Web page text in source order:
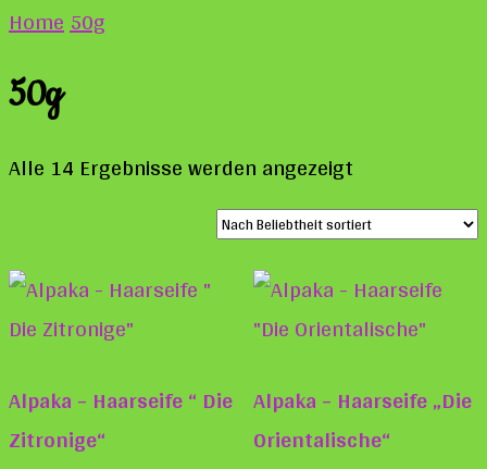
Home50g
50g
Alle 14 Ergebnisse werden angezeigt
Beliebtheit
sortiert
Alpaka – Haarseife “ Die
Zitronige“
Alpaka – Haarseife „Die
Orientalische“